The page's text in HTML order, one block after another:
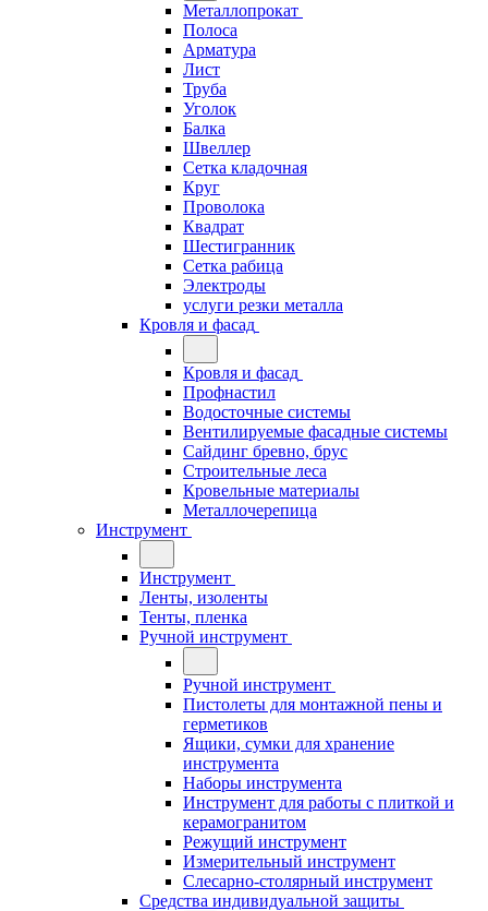
Металлопрокат
Полоса
Арматура
Лист
Труба
Уголок
Балка
Швеллер
Сетка кладочная
Круг
Проволока
Квадрат
Шестигранник
Сетка рабица
Электроды
услуги резки металла
Кровля и фасад
Кровля и фасад
Профнастил
Водосточные системы
Вентилируемые фасадные системы
Сайдинг бревно, брус
Строительные леса
Кровельные материалы
Металлочерепица
Инструмент
Инструмент
Ленты, изоленты
Тенты, пленка
Ручной инструмент
Ручной инструмент
Пистолеты для монтажной пены и
герметиков
Ящики, сумки для хранение
инструмента
Наборы инструмента
Инструмент для работы с плиткой и
керамогранитом
Режущий инструмент
Измерительный инструмент
Слесарно-столярный инструмент
Средства индивидуальной защиты